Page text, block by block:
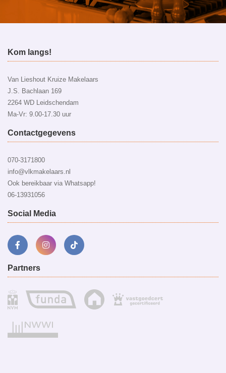
Kom langs!
Van Lieshout Kruize Makelaars
J.S. Bachlaan 169
2264 WD Leidschendam
Ma-Vr: 9.00-17.30 uur
Contactgegevens
070-3171800
info@vlkmakelaars.nl
Ook bereikbaar via Whatsapp!
06-13931056
Social Media
Partners